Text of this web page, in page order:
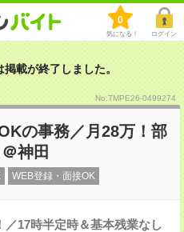
0
気になる！ ログイン
載が終了しました。
No.TMPE26-0499274
の事務／月28万！部
神田
WEB登録・面接OK
／17時半定時＆基本残業なし